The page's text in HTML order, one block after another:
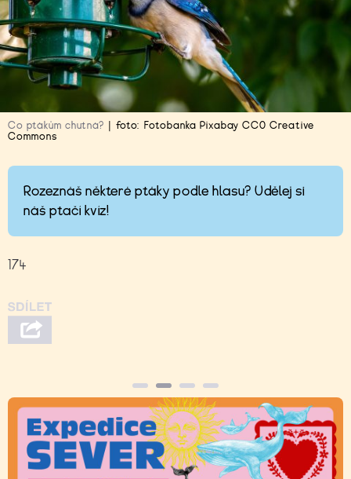
Co ptákům chutná? foto: Fotobanka Pixabay CC0 Creative
Commons
Rozeznáš některé ptáky podle hlasu? Udělej si
náš ptačí kvíz!
174